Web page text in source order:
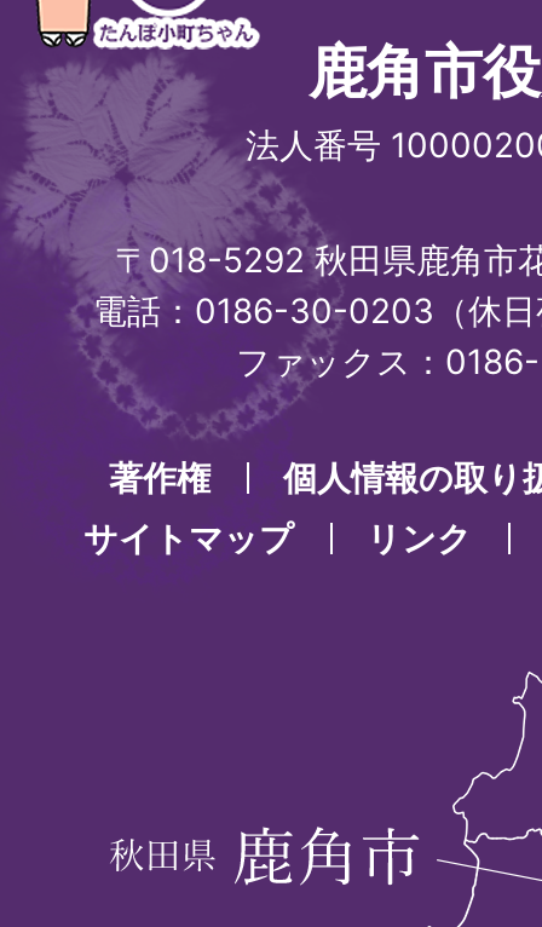
鹿角市
法人番号
〒018-5292 秋田県鹿角市
電話：0186-30-0203（休
ファックス：
著作権
個人情報の取り
サイトマップ
リンク